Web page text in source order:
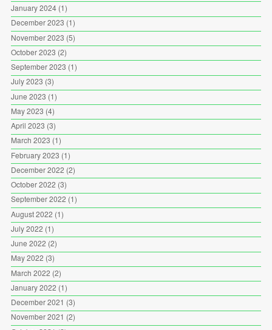
January 2024(1)
December 2023 (1)
November 2023 (5)
October 2023 (2)
September 2023 (1)
July 2023 (3)
June 2023 (1)
May 2023 (4)
April 2023 (3)
March 2023 (1)
February 2023 (1)
December 2022 (2)
October 2022 (3)
September 2022 (1)
August 2022 (1)
July 2022 (1)
June 2022 (2)
May 2022 (3)
March 2022 (2)
January 2022 (1)
December 2021 (3)
November 2021 (2)